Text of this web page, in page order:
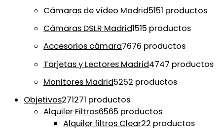
Cámaras de vídeo Madrid5151 productos
Cámaras DSLR Madrid1515 productos
Accesorios cámara7676 productos
Tarjetas y Lectores Madrid4747 productos
Monitores Madrid5252 productos
Objetivos271271 productos
Alquiler Filtros6565 productos
Alquiler filtros Clear22 productos